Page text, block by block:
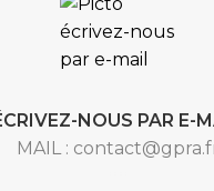
NOUS PAR E-
MAIL :